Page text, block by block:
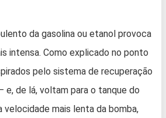
da gasolina ou etanol provoca
intensa. Como explicado no ponto
pelo sistema de recuperação
e, de lá, voltam para o tanque do
velocidade mais lenta da bomba,